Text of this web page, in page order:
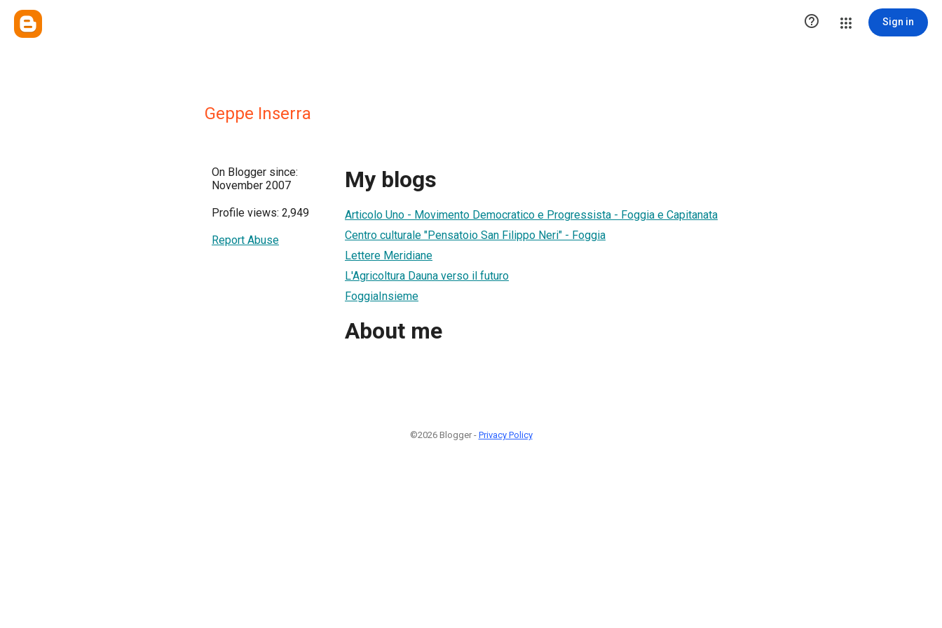
 Sign in
Geppe Inserra
On Blogger since:
November 2007
Profile views: 2,949
Report Abuse
My blogs
Articolo Uno - Movimento Democratico e Progressista - Foggia e Capitanata
Centro culturale "Pensatoio San Filippo Neri" - Foggia
Lettere Meridiane
L'Agricoltura Dauna verso il futuro
FoggiaInsieme
About me
©2026 Blogger - Privacy Policy